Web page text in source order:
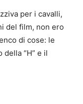
per i cavalli,
del film, non ero
di cose: le
“H” e il